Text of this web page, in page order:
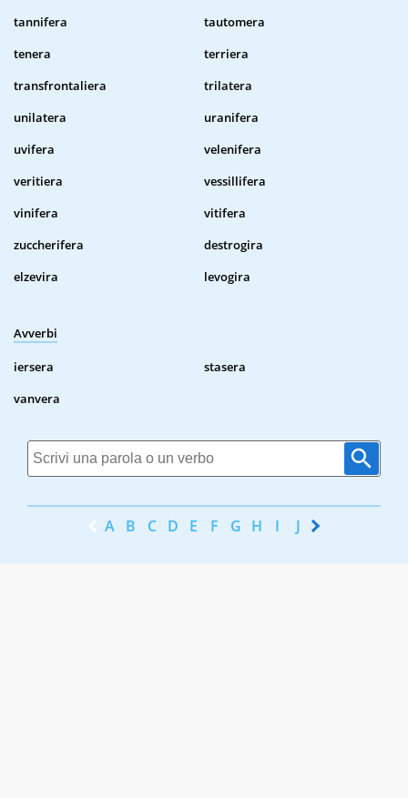
tannifera
tautomera
tenera
terriera
transfrontaliera
trilatera
unilatera
uranifera
uvifera
velenifera
veritiera
vessillifera
vinifera
vitifera
zuccherifera
destrogira
elzevira
levogira
Avverbi
iersera
stasera
vanvera
A B C D E F G H I J K